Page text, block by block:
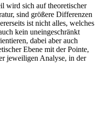
wird sich auf theoretischer
sind größere Differenzen
ist nicht alles, welches
kein uneingeschränkt
dabei aber auch
Ebene mit der Pointe,
jeweiligen Analyse, in der